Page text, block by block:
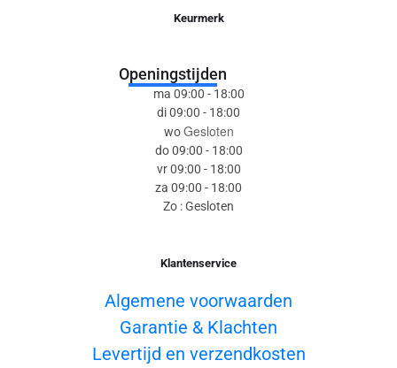
Keurmerk
Openingstijden
ma 09:00 - 18:00
di 09:00 - 18:00
woGesloten
do 09:00 - 18:00
vr 09:00 - 18:00
za 09:00 - 18:00
Zo : Gesloten
Klantenservice
Algemene voorwaarden
Garantie & Klachten
Levertijd en verzendkosten